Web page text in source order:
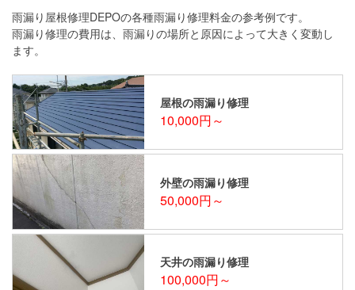
雨漏り屋根修理DEPOの各種雨漏り修理料金の参考例です。
雨漏り修理の費用は、雨漏りの場所と原因によって大きく変動し
ます。
屋根の雨漏り修理
10,000円～
外壁の雨漏り修理
50,000円～
天井の雨漏り修理
100,000円～